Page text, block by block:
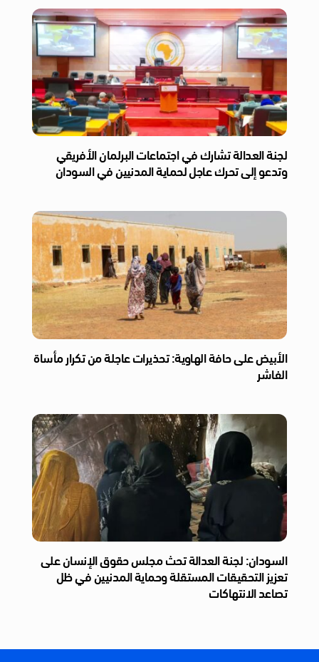
لجنة العدالة تشارك في اجتماعات البرلمان الأفريقي
وتدعو إلى تحرك عاجل لحماية المدنيين في السودان
الأبيض على حافة الهاوية: تحذيرات عاجلة من تكرار مأساة
الفاشر
السودان: لجنة العدالة تحث مجلس حقوق الإنسان على
تعزيز التحقيقات المستقلة وحماية المدنيين في ظل
تصاعد الانتهاكات